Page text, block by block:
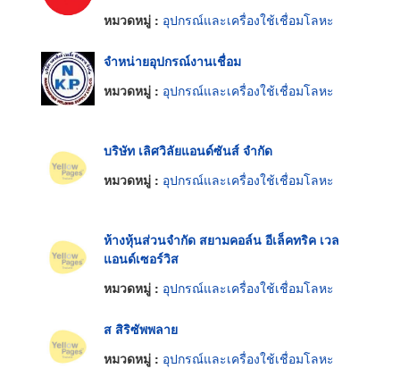
หมวดหมู่ : อุปกรณ์และเครื่องใช้เชื่อมโลหะ
จำหน่ายอุปกรณ์งานเชื่อม
หมวดหมู่ : อุปกรณ์และเครื่องใช้เชื่อมโลหะ
บริษัท เลิศวิลัยแอนด์ซันส์ จำกัด
หมวดหมู่ : อุปกรณ์และเครื่องใช้เชื่อมโลหะ
ห้างหุ้นส่วนจำกัด สยามคอล์น อีเล็คทริค เวล
แอนด์เซอร์วิส
หมวดหมู่ : อุปกรณ์และเครื่องใช้เชื่อมโลหะ
ส สิริซัพพลาย
หมวดหมู่ : อุปกรณ์และเครื่องใช้เชื่อมโลหะ